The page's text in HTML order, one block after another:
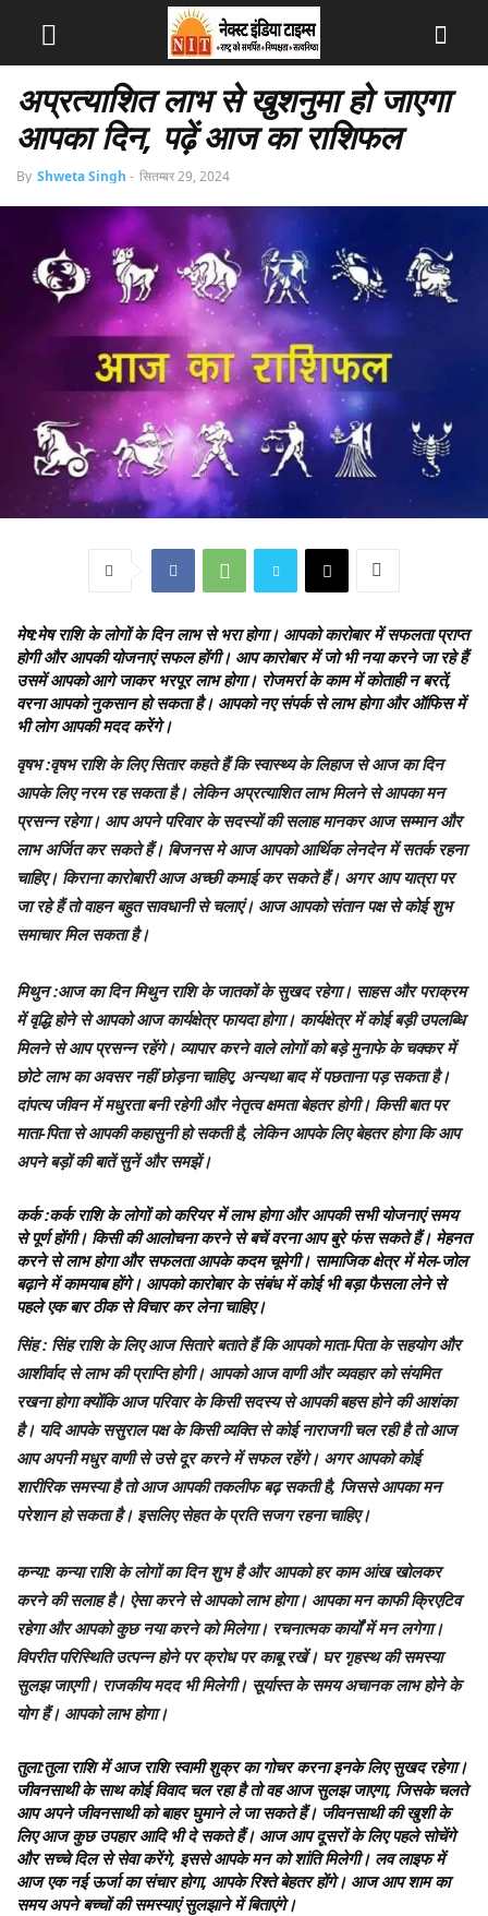
अप्रत्याशित लाभ से खुशनुमा हो जाएगा
आपका दिन, पढ़ें आज का राशिफल
By Shweta Singh - सितम्बर 29, 2024
मेष:मेष राशि के लोगों के दिन लाभ से भरा होगा। आपको कारोबार में सफलता प्राप्‍त
होगी और आपकी योजनाएं सफल होंगी। आप कारोबार में जो भी नया करने जा रहे हैं
उसमें आपको आगे जाकर भरपूर लाभ होगा। रोजमर्रा के काम में कोताही न बरतें,
वरना आपको नुकसान हो सकता है। आपको नए संपर्क से लाभ होगा और ऑफिस में
भी लोग आपकी मदद करेंगे।
वृषभ:वृषभ राशि के लिए सितार कहते हैं कि स्वास्थ्य के लिहाज से आज का दिन
आपके लिए नरम रह सकता है। लेकिन अप्रत्याशित लाभ मिलने से आपका मन
प्रसन्न रहेगा। आप अपने परिवार के सदस्यों की सलाह मानकर आज सम्मान और
लाभ अर्जित कर सकते हैं। बिजनस मे आज आपको आर्थिक लेनदेन में सतर्क रहना
चाहिए। किराना कारोबारी आज अच्छी कमाई कर सकते हैं। अगर आप यात्रा पर
जा रहे हैं तो वाहन बहुत सावधानी से चलाएं। आज आपको संतान पक्ष से कोई शुभ
समाचार मिल सकता है।
मिथुन:आज का दिन मिथुन राशि के जातकों के सुखद रहेगा। साहस और पराक्रम
में वृद्धि होने से आपको आज कार्यक्षेत्र फायदा होगा। कार्यक्षेत्र में कोई बड़ी उपलब्धि
मिलने से आप प्रसन्न रहेंगे। व्यापार करने वाले लोगों को बड़े मुनाफे के चक्कर में
छोटे लाभ का अवसर नहीं छोड़ना चाहिए, अन्यथा बाद में पछताना पड़ सकता है।
दांपत्य जीवन में मधुरता बनी रहेगी और नेतृत्व क्षमता बेहतर होगी। किसी बात पर
माता-पिता से आपकी कहासुनी हो सकती है, लेकिन आपके लिए बेहतर होगा कि आप
अपने बड़ों की बातें सुनें और समझें।
कर्क:कर्क राशि के लोगों को करियर में लाभ होगा और आपकी सभी योजनाएं समय
से पूर्ण होंगी। किसी की आलोचना करने से बचें वरना आप बुरे फंस सकते हैं। मेहनत
करने से लाभ होगा और सफलता आपके कदम चूमेगी। सामाजिक क्षेत्र में मेल-जोल
बढ़ाने में कामयाब होंगे। आपको कारोबार के संबंध में कोई भी बड़ा फैसला लेने से
पहले एक बार ठीक से विचार कर लेना चाहिए।
सिंह: सिंह राशि के लिए आज सितारे बताते हैं कि आपको माता-पिता के सहयोग और
आशीर्वाद से लाभ की प्राप्ति होगी। आपको आज वाणी और व्यवहार को संयमित
रखना होगा क्योंकि आज परिवार के किसी सदस्य से आपकी बहस होने की आशंका
है। यदि आपके ससुराल पक्ष के किसी व्यक्ति से कोई नाराजगी चल रही है तो आज
आप अपनी मधुर वाणी से उसे दूर करने में सफल रहेंगे। अगर आपको कोई
शारीरिक समस्या है तो आज आपकी तकलीफ बढ़ सकती है, जिससे आपका मन
परेशान हो सकता है। इसलिए सेहत के प्रति सजग रहना चाहिए।
कन्या: कन्या राशि के लोगों का दिन शुभ है और आपको हर काम आंख खोलकर
करने की सलाह है। ऐसा करने से आपको लाभ होगा। आपका मन काफी क्रिएटिव
रहेगा और आपको कुछ नया करने को मिलेगा। रचनात्मक कार्यों में मन लगेगा।
विपरीत परिस्थिति उत्पन्न होने पर क्रोध पर काबू रखें। घर गृहस्थ की समस्या
सुलझ जाएगी। राजकीय मदद भी मिलेगी। सूर्यास्त के समय अचानक लाभ होने के
योग हैं। आपको लाभ होगा।
तुला:तुला राशि में आज राशि स्वामी शुक्र का गोचर करना इनके लिए सुखद रहेगा।
जीवनसाथी के साथ कोई विवाद चल रहा है तो वह आज सुलझ जाएगा, जिसके चलते
आप अपने जीवनसाथी को बाहर घुमाने ले जा सकते हैं। जीवनसाथी की खुशी के
लिए आज कुछ उपहार आदि भी दे सकते हैं। आज आप दूसरों के लिए पहले सोचेंगे
और सच्चे दिल से सेवा करेंगे, इससे आपके मन को शांति मिलेगी। लव लाइफ में
आज एक नई ऊर्जा का संचार होगा, आपके रिश्ते बेहतर होंगे। आज आप शाम का
समय अपने बच्चों की समस्याएं सुलझाने में बिताएंगे।